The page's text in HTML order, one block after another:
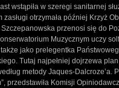
wstąpiła w szeregi sanitarnej
zasługi otrzymała później Krzyż
przenosi się do
Muzycznym uczy
jako prelegentka
Tutaj najpełniej dojrzewa
metody Jaques-Dalcroze’a.
przedstawiła Komisji